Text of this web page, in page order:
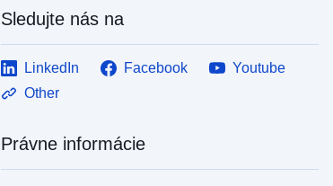
Sledujte nás na
LinkedIn Facebook
Youtube
Other
Právne informácie